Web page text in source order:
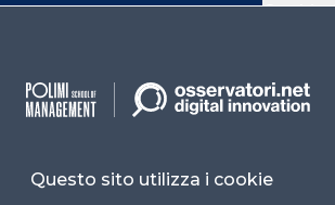
Cookie
Facebook LinkedIn
Questo sito utilizza i cookie